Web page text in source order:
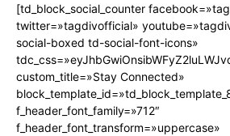
[td_block_social_counter
twitter=»tagdivofficial»
social-boxed td-social-font-icons»
custom_title=»Stay Connected»
f_header_font_family=»712″
f_header_font_transform=»uppercase»